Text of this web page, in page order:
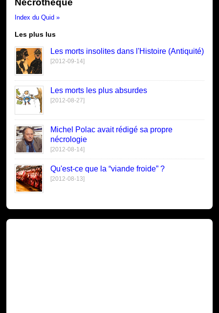
Nécrothèque
Index du Quid »
Les plus lus
Les morts insolites dans l'Histoire (Antiquité)
[2012-09-14]
Les morts les plus absurdes
[2012-08-27]
Michel Polac avait rédigé sa propre
nécrologie
[2012-08-14]
Qu'est-ce que la “viande froide” ?
[2012-08-13]